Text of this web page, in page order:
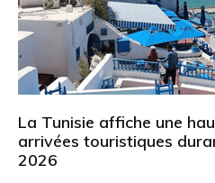
La Tunisie affiche une
arrivées touristiques
2026